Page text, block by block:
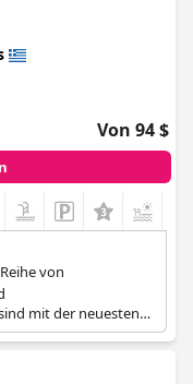
Von 94 $
von
mit der neuesten